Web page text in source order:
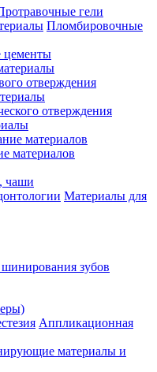
гели
Пломбировочные
цементы
отверждения
отверждения
материалов
чаши
Материалы для
зубов
Аппликационная